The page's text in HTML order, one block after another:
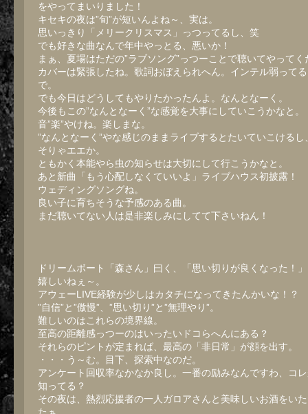
をやってまいりました！
キセキの夜は”旬”が短いんよね～、実は。
思いっきり「メリークリスマス」っつってるし、笑
でも好きな曲なんで年中やっとる、悪いか！
まぁ、夏場はただの”ラブソング”っつーことで聴いてやってく
カバーは緊張したね。歌詞おぼえられへん。インテル弱って
で。
でも今日はどうしてもやりたかったんよ。なんとなーく。
今後もこの”なんとなーく”な感覚を大事にしていこうかなと。
音”楽”やけね。楽しまな。
”なんとなーく”やな感じのままライブするとたいていこけるし
そりゃエエか。
ともかく本能やら虫の知らせは大切にして行こうかなと。
あと新曲「もう心配しなくていいよ」ライブハウス初披露！
ウェディングソングね。
良い子に育ちそうな予感のある曲。
まだ聴いてない人は是非楽しみにしてて下さいねん！
ドリームボート「森さん」曰く、「思い切りが良くなった！
嬉しいねぇ～。
アウェーLIVE経験が少しはカタチになってきたんかいな！？
”自信”と”傲慢”、”思い切り”と”無理やり”。
難しいのはこれらの境界線。
至高の距離感っつーのはいったいドコらへんにある？
それらのピントが定まれば、最高の「非日常」が顔を出す。
・・・う～む。目下、探索中なのだ。
アンケート回収率なかなか良し。一番の励みなんですわ、コ
知ってる？
その夜は、熱烈応援者の一人ガロアさんと美味しいお酒をい